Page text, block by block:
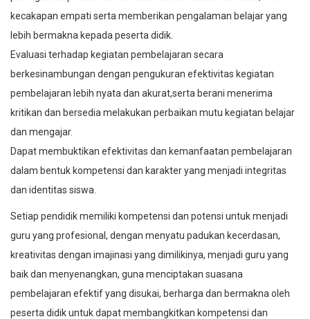
kecakapan empati serta memberikan pengalaman belajar yang
lebih bermakna kepada peserta didik.
Evaluasi terhadap kegiatan pembelajaran secara
berkesinambungan dengan pengukuran efektivitas kegiatan
pembelajaran lebih nyata dan akurat,serta berani menerima
kritikan dan bersedia melakukan perbaikan mutu kegiatan belajar
dan mengajar.
Dapat membuktikan efektivitas dan kemanfaatan pembelajaran
dalam bentuk kompetensi dan karakter yang menjadi integritas
dan identitas siswa.
Setiap pendidik memiliki kompetensi dan potensi untuk menjadi
guru yang profesional, dengan menyatu padukan kecerdasan,
kreativitas dengan imajinasi yang dimilikinya, menjadi guru yang
baik dan menyenangkan, guna menciptakan suasana
pembelajaran efektif yang disukai, berharga dan bermakna oleh
peserta didik untuk dapat membangkitkan kompetensi dan